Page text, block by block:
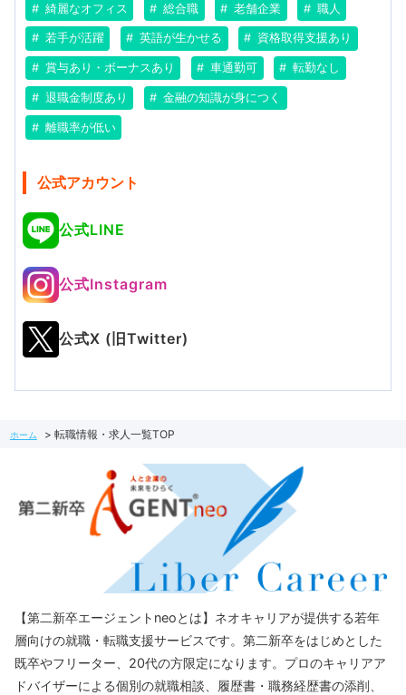
綺麗なオフィス 総合職 老舗企業 職人
若手が活躍 英語が生かせる 資格取得支援あり
賞与あり・ボーナスあり 車通勤可 転勤なし
退職金制度あり 金融の知識が身につく
離職率が低い
公式アカウント
公式LINE
公式Instagram
公式X (旧Twitter)
ホーム 転職情報・求人一覧TOP
【第二新卒エージェントneoとは】ネオキャリアが提供する若年
層向けの就職・転職支援サービスです。第二新卒をはじめとした
既卒やフリーター、20代の方限定になります。プロのキャリアア
ドバイザーによる個別の就職相談、履歴書・職務経歴書の添削、